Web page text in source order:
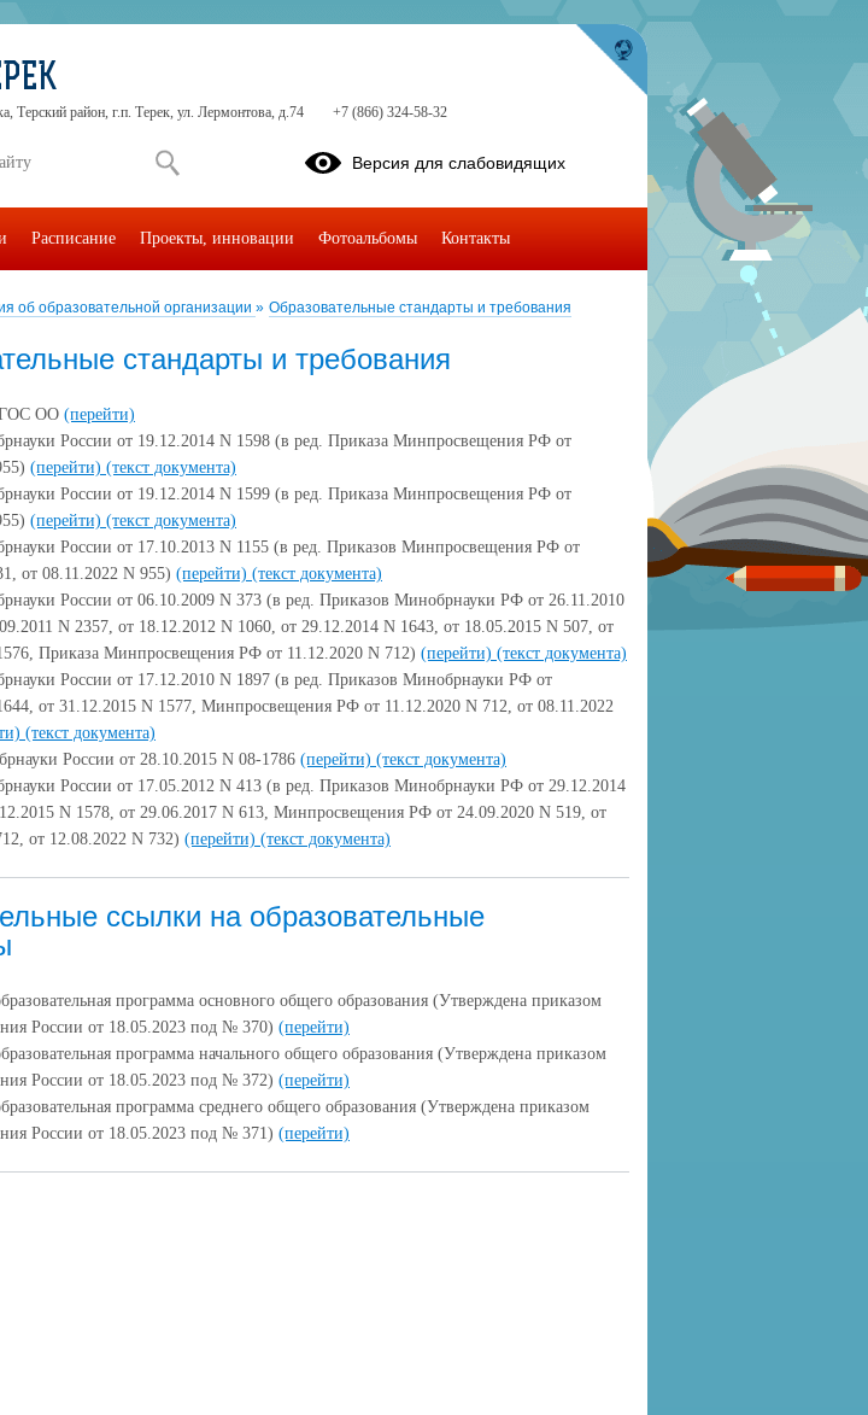
об образовательной организации » Образовательные стандарты и требования
стандарты и требования
ОО (перейти)
России от 19.12.2014 N 1598 (в ред. Приказа Минпросвещения РФ от
(перейти) (текст документа)
России от 19.12.2014 N 1599 (в ред. Приказа Минпросвещения РФ от
(перейти) (текст документа)
России от 17.10.2013 N 1155 (в ред. Приказов Минпросвещения РФ от
от 08.11.2022 N 955) (перейти) (текст документа)
России от 06.10.2009 N 373 (в ред. Приказов Минобрнауки РФ от 26.11.2010
N 2357, от 18.12.2012 N 1060, от 29.12.2014 N 1643, от 18.05.2015 N 507, от
Приказа Минпросвещения РФ от 11.12.2020 N 712) (перейти) (текст документа)
России от 17.12.2010 N 1897 (в ред. Приказов Минобрнауки РФ от
от 31.12.2015 N 1577, Минпросвещения РФ от 11.12.2020 N 712, от 08.11.2022
(текст документа)
России от 28.10.2015 N 08-1786 (перейти) (текст документа)
России от 17.05.2012 N 413 (в ред. Приказов Минобрнауки РФ от 29.12.2014
N 1578, от 29.06.2017 N 613, Минпросвещения РФ от 24.09.2020 N 519, от
от 12.08.2022 N 732) (перейти) (текст документа)
ссылки на образовательные
программа основного общего образования (Утверждена приказом
России от 18.05.2023 под № 370) (перейти)
программа начального общего образования (Утверждена приказом
России от 18.05.2023 под № 372) (перейти)
программа среднего общего образования (Утверждена приказом
России от 18.05.2023 под № 371) (перейти)
Терский район, г.п. Терек, ул. Лермонтова, д.74 +7 (866) 324-58-32
Версия для слабовидящих
Расписание Проекты, инновации Фотоальбомы Контакты